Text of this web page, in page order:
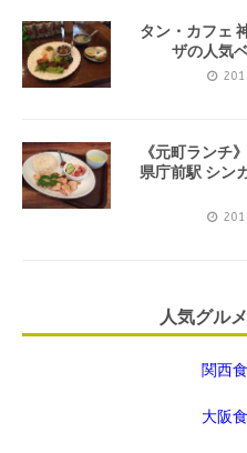
タン・カフェ
ザの人気
《元町ランチ
県庁前駅 シン
人気グル
関西
大阪